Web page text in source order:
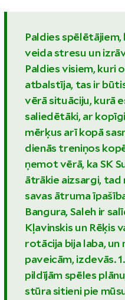
Paldies
veida stresu un
Paldies visiem, kuri
atbalstīja, tas ir
vērā situāciju, kurā
saliedētāki, ar
mērķus arī kopā
dienās treniņos
ņemot vērā, ka SK
ātrākie aizsargi,
savas ātruma
Bangura, Saleh ir
Kļavinskis un Rēķis
rotācija bija laba, un
paveicām, izdevās.
pildījām spēles
stūra sitieni pie